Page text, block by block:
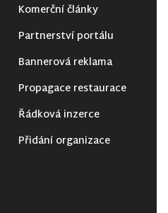
Komerční články
Partnerství portálu
Bannerová reklama
Propagace restaurace
Řádková inzerce
Přidání organizace